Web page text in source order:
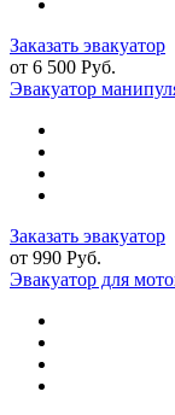
Заказать эвакуатор
от 6 500 Руб.
Эвакуатор
Заказать эвакуатор
от 990 Руб.
Эвакуатор для